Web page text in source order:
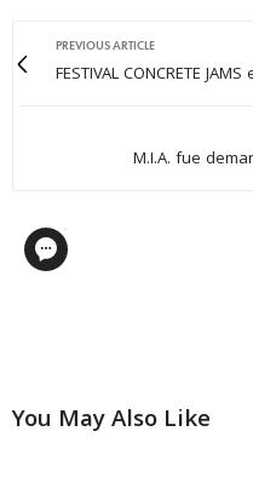
PREVIOUS ARTICLE
FESTIVAL CONCRETE
M.I.A. fue
You May Also Like